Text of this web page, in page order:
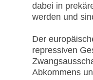
dabei in
werden und
Der
repressiven
Abkommens